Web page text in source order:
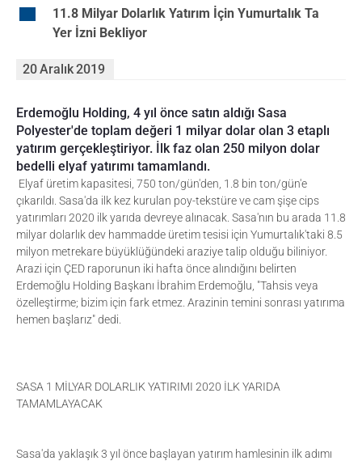
11.8 Milyar Dolarlık Yatırım İçin Yumurtalık Ta
Yer İzni Bekliyor
20Aralık2019
Erdemoğlu Holding, 4 yıl önce satın aldığı Sasa
Polyester'de toplam değeri 1 milyar dolar olan 3 etaplı
yatırım gerçekleştiriyor. İlk faz olan 250 milyon dolar
bedelli elyaf yatırımı tamamlandı.
Elyaf üretim kapasitesi, 750 ton/gün'den, 1.8 bin ton/gün'e
çıkarıldı. Sasa'da ilk kez kurulan poy-tekstüre ve cam şişe cips
yatırımları 2020 ilk yarıda devreye alınacak. Sasa'nın bu arada 11.8
milyar dolarlık dev hammadde üretim tesisi için Yumurtalık'taki 8.5
milyon metrekare büyüklüğündeki araziye talip olduğu biliniyor.
Arazi için ÇED raporunun iki hafta önce alındığını belirten
Erdemoğlu Holding Başkanı İbrahim Erdemoğlu, "Tahsis veya
özelleştirme; bizim için fark etmez. Arazinin temini sonrası yatırıma
hemen başlarız" dedi.
SASA 1 MİLYAR DOLARLIK YATIRIMI 2020 İLK YARIDA
TAMAMLAYACAK
Sasa'da yaklaşık 3 yıl önce başlayan yatırım hamlesinin ilk adımı